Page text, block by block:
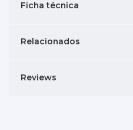
Ficha técnica
Relacionados
Reviews